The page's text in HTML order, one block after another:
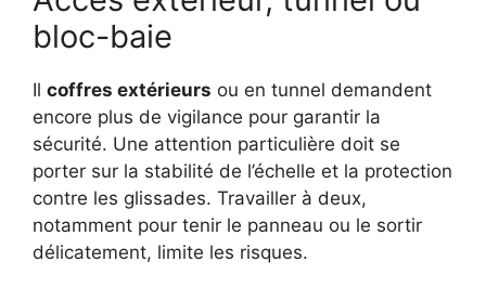
bloc-baie
Il coffres extérieurs ou en tunnel demandent
encore plus de vigilance pour garantir la
sécurité. Une attention particulière doit se
porter sur la stabilité de l’échelle et la protection
contre les glissades. Travailler à deux,
notamment pour tenir le panneau ou le sortir
délicatement, limite les risques.